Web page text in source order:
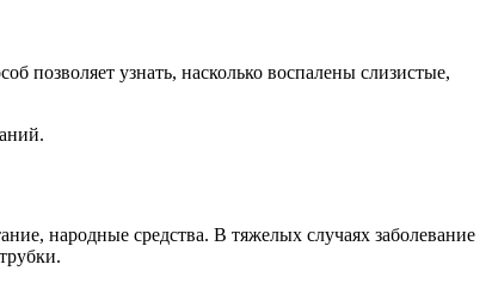
позволяет узнать, насколько воспалены слизистые,
народные средства. В тяжелых случаях заболевание